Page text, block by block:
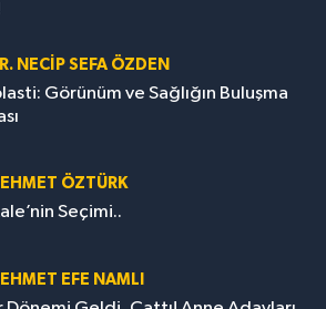
NECIP SEFA ÖZDEN
Görünüm ve Sağlığın Buluşma
ÖZTÜRK
Seçimi..
EFE NAMLI